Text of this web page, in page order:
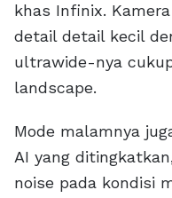
khas Infinix.
detail detail kecil
ultrawide-nya
landscape.
Mode malamnya
AI yang
noise pada kondisi